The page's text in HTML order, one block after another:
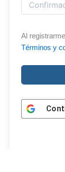
Al
Términos y